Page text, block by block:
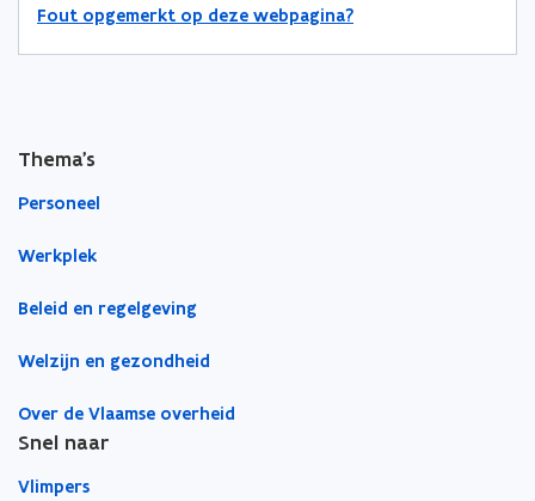
n
w
v
n
t
r
n
n
w
v
n
t
r
r
k
Fout opgemerkt op deze webpagina?
Thema's
Personeel
Werkplek
Beleid en regelgeving
Welzijn en gezondheid
Over de Vlaamse overheid
Snel naar
Vlimpers